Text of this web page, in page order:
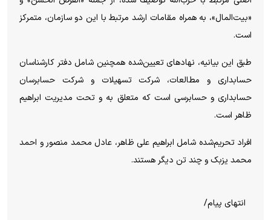
«بیت‌المال»، به همراه مقامات ارشد مرتبط با این دو سازمان، متمرکز
است.
طبق این بیانیه، نهادهای تعیین‌شده همچنین شامل دفتر کارشناسان
حسابداری و مطالعات، شرکت تسهیلات و شرکت حسابرسان
حسابداری و حسابرسی است که متعلق به و تحت مدیریت ابراهیم
ظاهر است.
افراد تحریم‌شده شامل ابراهیم علی ظاهر، عادل محمد منصور و احمد
محمد یزبک و چند تن دیگر هستند.
انتهای پیام/